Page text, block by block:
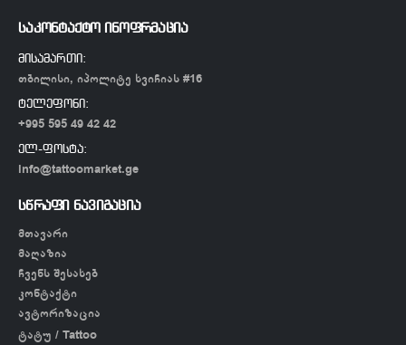
საკონტაქტო ინოფრმაცია
მისამართი:
თბილისი, იპოლიტე ხვიჩიას #16
ტელეფონი:
+995 595 49 42 42
ელ-ფოსტა:
info@tattoomarket.ge
სწრაფი ნავიგაცია
მთავარი
მაღაზია
ჩვენს შესახებ
კონტაქტი
ავტორიზაცია
ტატუ / Tattoo